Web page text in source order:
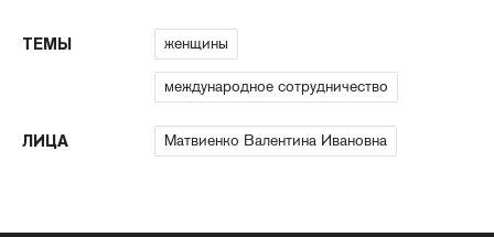
ТЕМЫ женщины
международное сотрудничество
ЛИЦА Матвиенко Валентина Ивановна